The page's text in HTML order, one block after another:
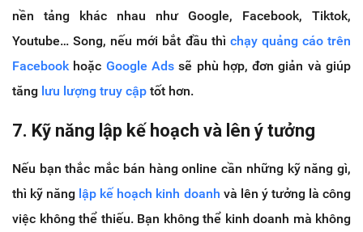
nền tảng khác nhau như Google, Facebook, Tiktok,
Youtube… Song, nếu mới bắt đầu thì chạy quảng cáo trên
Facebookhoặc Google Adssẽ phù hợp, đơn giản và giúp
tăng lưu lượng truy cập tốt hơn.
7. Kỹ năng lập kế hoạch và lên ý tưởng
Nếu bạn thắc mắc bán hàng online cần những kỹ năng gì,
thì kỹ năng lập kế hoạch kinh doanh và lên ý tưởng là công
việc không thể thiếu. Bạn không thể kinh doanh mà không